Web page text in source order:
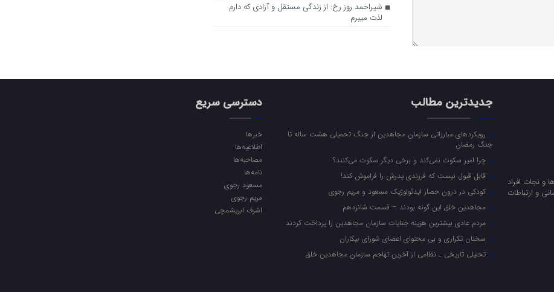
شیراحمد روز رخ: از زندگی مستقل و آزادی که دارم
لذت میبرم
و نجات افراد
و ارتباطات
جدیدترین مطالب
رویکرد‌های مبارزاتی سازمان مجاهدین از جنگ تحمیلی هشت ساله تا
جنگ رمضان
چرا امیر سکوت نمی‌کند و برخی دیگر سکوت می‌کنند؟
قابل قبول نیست که فرزندی پدرش را فراموش کند!
کودکی در درون حصار ایدئولوژیک مسعود و مریم رجوی
مجاهدین خلق این گونه بودند – قسمت شانزدهم
مردم عادی بیشترین هزینه جنایات سازمان مجاهدین را پرداخت کردند
سخنان تکراری و بی محتوای اعضای شورای بیکاران
تحلیلی تاریخی ـ نظامی از آخرین تهاجم سازمان مجاهدین خلق
دسترسی سریع
خبرها
اطلاعیه‌ها
مصاحبه‌ها
نامه‌ها
مسعود رجوی
مریم رجوی
اشرف ابریشمچی